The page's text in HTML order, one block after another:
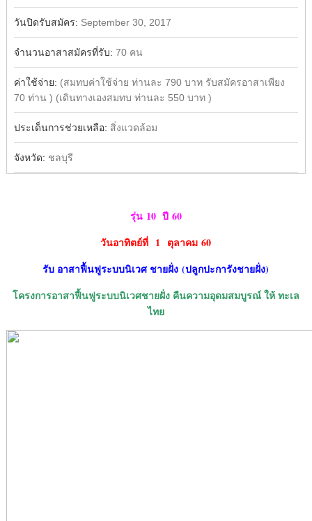
วันปิดรับสมัคร: September 30, 2017
จำนวนอาสาสมัครที่รับ: 70 คน
ค่าใช้จ่าย: (สมทบค่าใช้จ่าย ท่านละ 790 บาท รับสมัครอาสาเพียง
70 ท่าน ) (เดินทางเองสมทบ ท่านละ 550 บาท )
ประเด็นการช่วยเหลือ: สิ่งแวดล้อม
จังหวัด: ชลบุรี
รุ่น 10 ปี 60
วันอาทิตย์ที่ 1 ตุลาคม 60
รับ อาสาฟื้นฟูระบบนิเวศ ชายฝั่ง (ปลูกปะการังชายฝั่ง)
โครงการอาสาฟื้นฟูระบบนิเวศชายฝั่ง คืนความอุดมสมบูรณ์ ให้ ทะเล
ไทย